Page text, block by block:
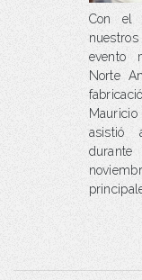
Con el
evento
Norte
asistió